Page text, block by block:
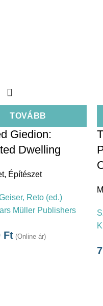
TOVÁBB
Giedion:
Dwelling
, Építészet
Reto (ed.)
Müller Publishers
Ft (Online ár)